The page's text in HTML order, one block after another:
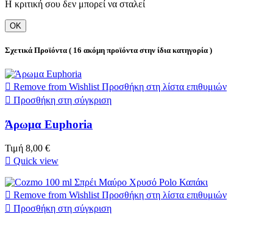
Η κριτική σου δεν μπορεί να σταλεί
ΟΚ
Σχετικά Προϊόντα ( 16 ακόμη προϊόντα στην ίδια κατηγορία )
 Remove from Wishlist Προσθήκη στη λίστα επιθυμιών
 Προσθήκη στη σύγκριση
Άρωμα Euphoria
Τιμή 8,00 €
 Quick view
 Remove from Wishlist Προσθήκη στη λίστα επιθυμιών
 Προσθήκη στη σύγκριση